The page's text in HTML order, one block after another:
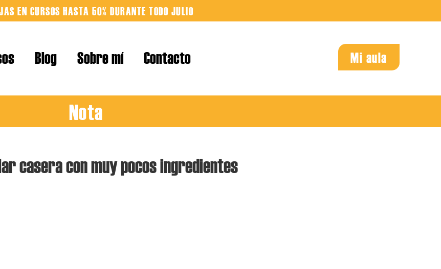
EN CURSOS HASTA 50% DURANTE TODO JULIO
Blog Sobre mí Contacto Mi aula
Nota
casera con muy pocos ingredientes